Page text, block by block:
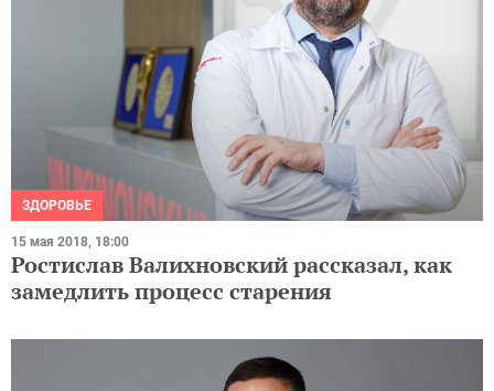
ЗДОРОВЬЕ
15 мая 2018, 18:00
Ростислав Валихновский рассказал, как
замедлить процесс старения